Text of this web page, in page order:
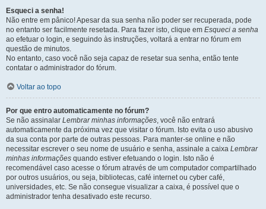
Esqueci a senha!
Não entre em pânico! Apesar da sua senha não poder ser recuperada, pode
no entanto ser facilmente resetada. Para fazer isto, clique em Esqueci a senha
ao efetuar o login, e seguindo às instruções, voltará a entrar no fórum em
questão de minutos.
No entanto, caso você não seja capaz de resetar sua senha, então tente
contatar o administrador do fórum.
Voltar ao topo
Por que entro automaticamente no fórum?
Se não assinalar Lembrar minhas informações, você não entrará
automaticamente da próxima vez que visitar o fórum. Isto evita o uso abusivo
da sua conta por parte de outras pessoas. Para manter-se online e não
necessitar escrever o seu nome de usuário e senha, assinale a caixa Lembrar
minhas informações quando estiver efetuando o login. Isto não é
recomendável caso acesse o fórum através de um computador compartilhado
por outros usuários, ou seja, bibliotecas, café internet ou cyber café,
universidades, etc. Se não consegue visualizar a caixa, é possível que o
administrador tenha desativado este recurso.